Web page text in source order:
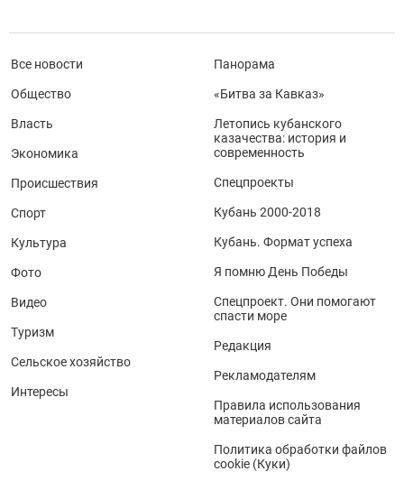
Все новости
Общество
Власть
Экономика
Происшествия
Спорт
Культура
Фото
Видео
Туризм
Сельское хозяйство
Интересы
Панорама
«Битва за Кавказ»
Летопись кубанского
казачества: история и
современность
Спецпроекты
Кубань 2000-2018
Кубань. Формат успеха
Я помню День Победы
Спецпроект. Они помогают
спасти море
Редакция
Рекламодателям
Правила использования
материалов сайта
Политика обработки файлов
cookie (Куки)